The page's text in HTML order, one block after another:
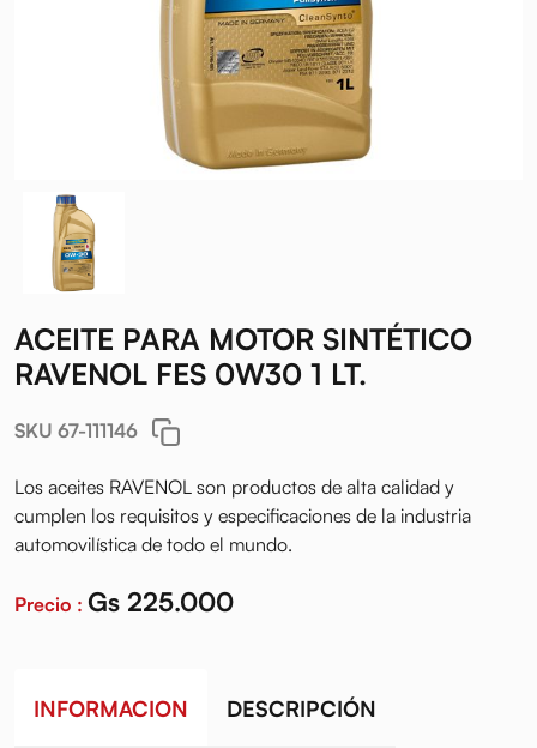
ACEITE PARA MOTOR SINTÉTICO
RAVENOL FES 0W30 1 LT.
SKU 67-111146
Los aceites RAVENOL son productos de alta calidad y
cumplen los requisitos y especificaciones de la industria
automovilística de todo el mundo.
Precio : Gs 225.000
INFORMACION DESCRIPCIÓN